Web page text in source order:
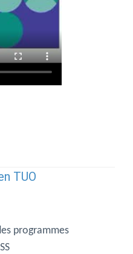
TUO
programmes